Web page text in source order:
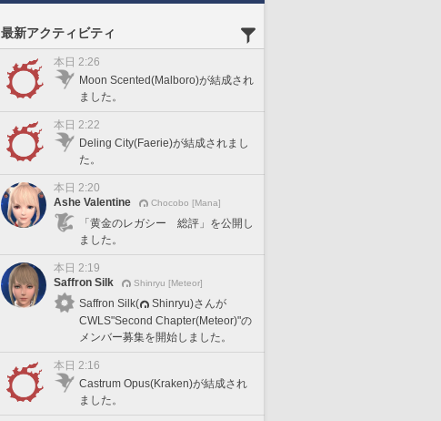
最新アクティビティ
本日 2:26
Moon Scented(Malboro)が結成され
ました。
本日 2:22
Deling City(Faerie)が結成されまし
た。
本日 2:20
Ashe Valentine
Chocobo [Mana]
「黄金のレガシー 総評」を公開し
ました。
本日 2:19
Saffron Silk
Shinryu [Meteor]
Saffron Silk(
Shinryu)さんが
CWLS"Second Chapter(Meteor)"の
メンバー募集を開始しました。
本日 2:16
Castrum Opus(Kraken)が結成され
ました。